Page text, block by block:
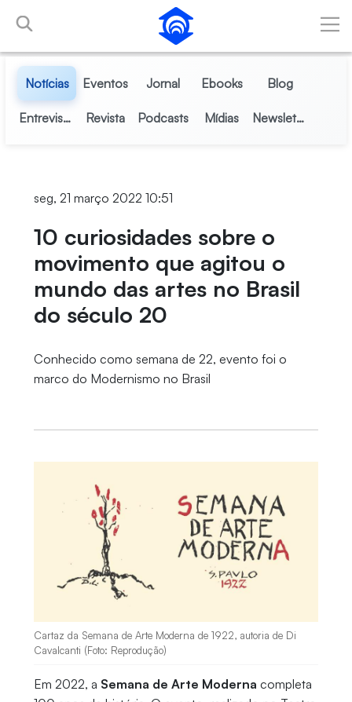
Pular para o Conteúdo principal
Notícias Eventos Jornal Ebooks Blog
Entrevistas Revista Podcasts Mídias Newsletter
seg, 21 março 2022 10:51
10 curiosidades sobre o
movimento que agitou o
mundo das artes no Brasil
do século 20
Conhecido como semana de 22, evento foi o
marco do Modernismo no Brasil
Cartaz da Semana de Arte Moderna de 1922, autoria de Di
Cavalcanti (Foto: Reprodução)
Em 2022, a Semana de Arte Moderna completa